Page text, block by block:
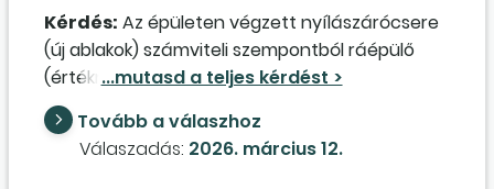
Kérdés: Az épületen végzett nyílászárócsere
(új ablakok) számviteli szempontból ráépülő
(értéknövelő) beruházás vagy felújítás?
Tovább a válaszhoz
Válaszadás: 2026. március 12.